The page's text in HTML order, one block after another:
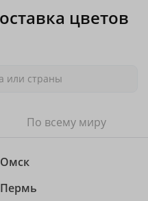
цветов
или страны
По всему миру
Омск
Пермь